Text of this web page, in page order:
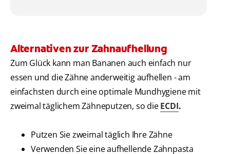
Alternativen zur Zahnaufhellung
Zum Glück kann man Bananen auch einfach nur
essen und die Zähne anderweitig aufhellen - am
einfachsten durch eine optimale Mundhygiene mit
zweimal täglichem Zähneputzen, so dieECDI.
Putzen Sie zweimal täglich Ihre Zähne
Verwenden Sie eine aufhellende Zahnpasta